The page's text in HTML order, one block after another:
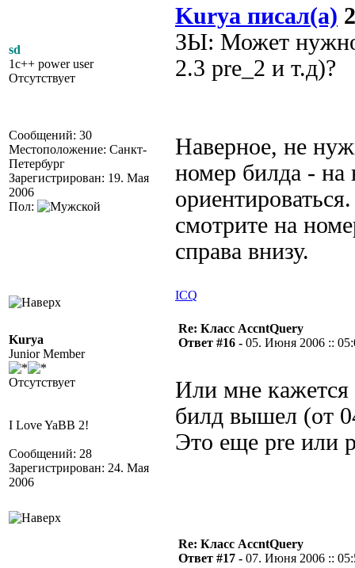
sd
1c++ power user
Отсутствует
Сообщений: 30
Местоположение: Санкт-
Петербург
Зарегистрирован: 19. Мая
2006
Пол:
Kurya писал(а)
ЗЫ: Может нужно
2.3 pre_2 и т.д)?
Наверное, не
номер билда -
смотрите на
справа внизу.
ICQ
Kurya
Junior Member
Отсутствует
I Love YaBB 2!
Сообщений: 28
Зарегистрирован: 24. Мая
2006
Re: Класс AccntQuery
Ответ #16 - 05. Июня 2006 ::
Или мне
билд вышел (от
Это еще pre или
Re: Класс AccntQuery
Ответ #17 - 07. Июня 2006 ::